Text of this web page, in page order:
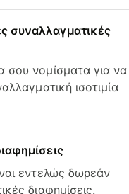
συναλλαγματικές
νομίσματα για να
ισοτιμία
εντελώς δωρεάν
διαφημίσεις.